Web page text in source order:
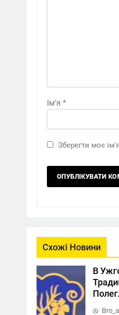
Ім'я *
Зберегти моє
Схожі Новини
В